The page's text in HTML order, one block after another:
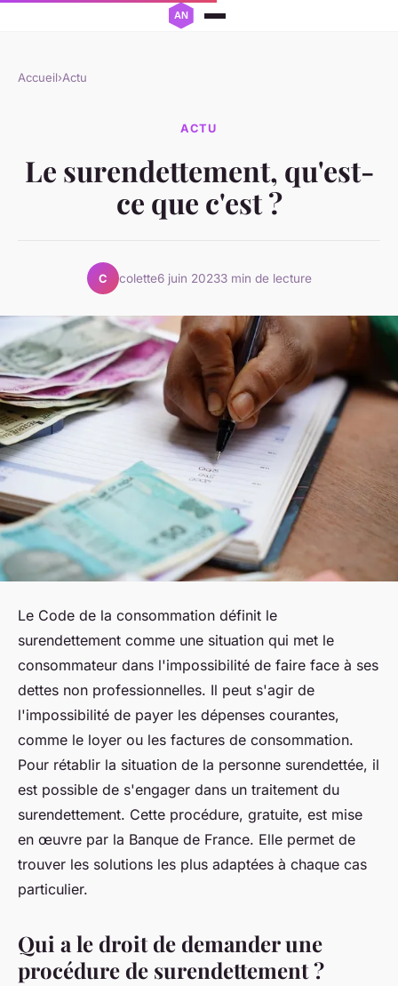
Accueil›Actu
ACTU
Le surendettement, qu'est-
ce que c'est ?
C colette6 juin 20233 min de lecture
Le Code de la consommation définit le
surendettement comme une situation qui met le
consommateur dans l'impossibilité de faire face à ses
dettes non professionnelles. Il peut s'agir de
l'impossibilité de payer les dépenses courantes,
comme le loyer ou les factures de consommation.
Pour rétablir la situation de la personne surendettée, il
est possible de s'engager dans un traitement du
surendettement. Cette procédure, gratuite, est mise
en œuvre par la Banque de France. Elle permet de
trouver les solutions les plus adaptées à chaque cas
particulier.
Qui a le droit de demander une
procédure de surendettement ?